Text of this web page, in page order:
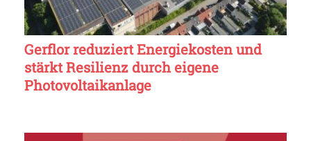
Gerflor reduziert Energiekosten und
stärkt Resilienz durch eigene
Photovoltaikanlage